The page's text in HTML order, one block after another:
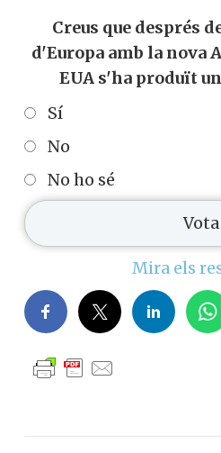
Creus que després
d'Europa amb la nova
EUA s'ha produït
Sí
No
No ho sé
Mira els